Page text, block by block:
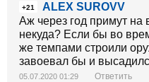
+21
ALEX SUROVV
Аж через год примут
некуда? Если бы во
же темпами строили
завоевал бы и
05.07.2020 01:29 Ответить